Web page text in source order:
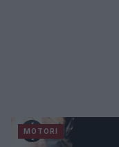
MOTORI